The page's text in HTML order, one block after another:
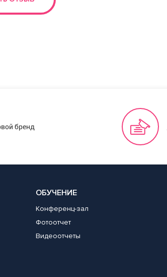
бренд
ОБУЧЕНИЕ
Конференц-зал
Фотоотчет
Видеоотчеты